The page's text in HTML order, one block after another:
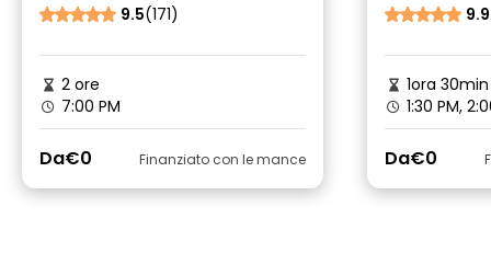
9.5(171)
2 ore
7:00 PM
Da€0 Finanziato con le mance
9.9
1ora 30min
1:30 PM,
Da€0